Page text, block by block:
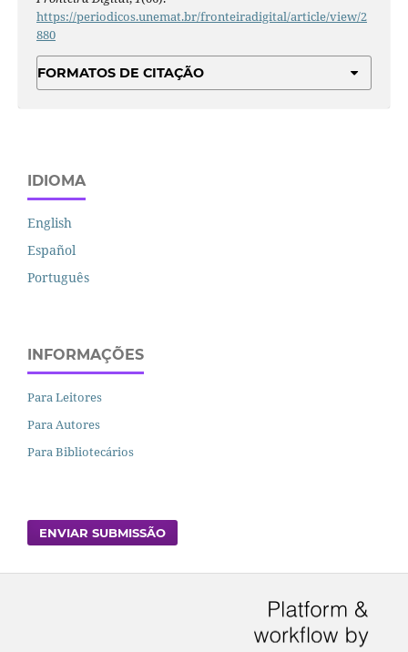
https://periodicos.unemat.br/fronteiradigital/article/view/2
880
FORMATOS DE CITAÇÃO
IDIOMA
English
Español
Português
INFORMAÇÕES
Para Leitores
Para Autores
Para Bibliotecários
ENVIAR SUBMISSÃO